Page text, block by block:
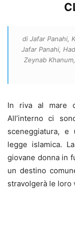
di Jafar Panahi,
Jafar Panahi,
Zeynab
In riva al mare
All’interno ci
sceneggiatura, e
legge islamica.
giovane donna in
un destino
stravolgerà le loro